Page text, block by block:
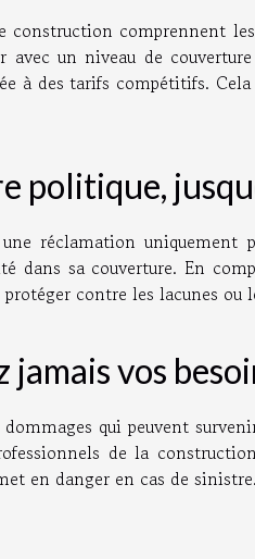
construction comprennent
un niveau de
à des tarifs compétitifs.
politique,
réclamation uniquement
dans sa couverture. En
protéger contre les lacunes ou
jamais vos
dommages qui peuvent
de la
en danger en cas de sinistre.